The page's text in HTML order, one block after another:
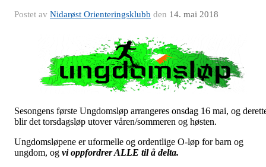
Postet av Nidarøst Orienteringsklubb den 14. mai 2018
Sesongens første Ungdomsløp arrangeres onsdag 16 mai, og
blir det torsdagsløp utover våren/sommeren og høsten.
Ungdomsløpene er uformelle og ordentlige O-løp for barn og
ungdom, og vi oppfordrer ALLE til å delta.